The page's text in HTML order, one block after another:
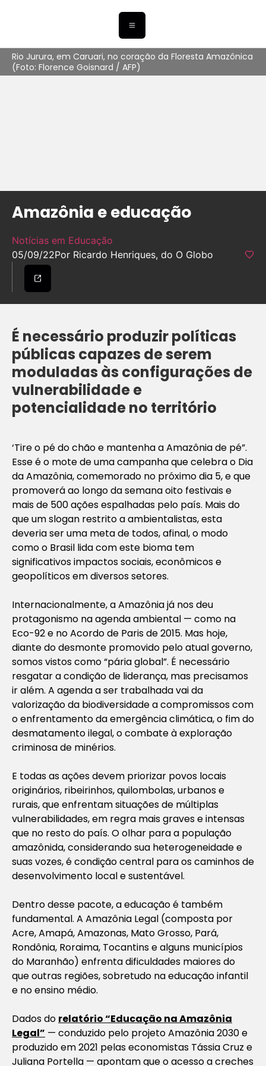
Rio Jurura, em Caruari, no coração da Floresta Amazônica
(Foto: Florence Goisnard / AFP)
Amazônia e educação
Notícias em Educação
05/09/22Por Ricardo Henriques, do O Globo
É necessário produzir políticas
públicas capazes de serem
moduladas às configurações de
vulnerabilidade e
potencialidade no território
‘Tire o pé do chão e mantenha a Amazônia de pé”.
Esse é o mote de uma campanha que celebra o Dia
da Amazônia, comemorado no próximo dia 5, e que
promoverá ao longo da semana oito festivais e
mais de 500 ações espalhadas pelo país. Mais do
que um slogan restrito a ambientalistas, esta
deveria ser uma meta de todos, afinal, o modo
como o Brasil lida com este bioma tem
significativos impactos sociais, econômicos e
geopolíticos em diversos setores.
Internacionalmente, a Amazônia já nos deu
protagonismo na agenda ambiental — como na
Eco-92 e no Acordo de Paris de 2015. Mas hoje,
diante do desmonte promovido pelo atual governo,
somos vistos como “pária global”. É necessário
resgatar a condição de liderança, mas precisamos
ir além. A agenda a ser trabalhada vai da
valorização da biodiversidade a compromissos com
o enfrentamento da emergência climática, o fim do
desmatamento ilegal, o combate à exploração
criminosa de minérios.
E todas as ações devem priorizar povos locais
originários, ribeirinhos, quilombolas, urbanos e
rurais, que enfrentam situações de múltiplas
vulnerabilidades, em regra mais graves e intensas
que no resto do país. O olhar para a população
amazônida, considerando sua heterogeneidade e
suas vozes, é condição central para os caminhos de
desenvolvimento local e sustentável.
Dentro desse pacote, a educação é também
fundamental. A Amazônia Legal (composta por
Acre, Amapá, Amazonas, Mato Grosso, Pará,
Rondônia, Roraima, Tocantins e alguns municípios
do Maranhão) enfrenta dificuldades maiores do
que outras regiões, sobretudo na educação infantil
e no ensino médio.
Dados do relatório “Educação na Amazônia
Legal” — conduzido pelo projeto Amazônia 2030 e
produzido em 2021 pelas economistas Tássia Cruz e
Juliana Portella — apontam que o acesso a creches